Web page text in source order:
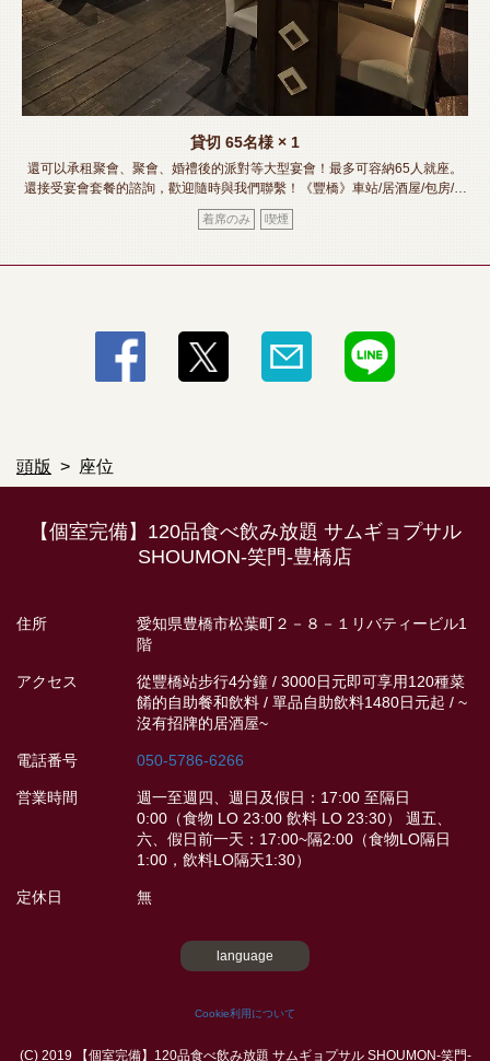
貸切 65名様 × 1
還可以承租聚會、聚會、婚禮後的派對等大型宴會！最多可容納65人就座。
還接受宴會套餐的諮詢，歡迎隨時與我們聯繫！《豐橋》車站/居酒屋/包房/肉
壽司/熔岩燒烤/無限暢飲/宴會/酒會/女子會/迎送會》
着席のみ 喫煙
頭版 座位
【個室完備】120品食べ飲み放題 サムギョプサル
SHOUMON‐笑門‐豊橋店
住所
愛知県豊橋市松葉町２－８－１リバティービル1
階
アクセス
從豐橋站步行4分鐘 / 3000日元即可享用120種菜
餚的自助餐和飲料 / 單品自助飲料1480日元起 / ~
沒有招牌的居酒屋~
電話番号 050-5786-6266
営業時間
週一至週四、週日及假日：17:00 至隔日
0:00（食物 LO 23:00 飲料 LO 23:30） 週五、
六、假日前一天：17:00~隔2:00（食物LO隔日
1:00，飲料LO隔天1:30）
定休日 無
language
Cookie利用について
(C) 2019 【個室完備】120品食べ飲み放題 サムギョプサル SHOUMON‐笑門‐